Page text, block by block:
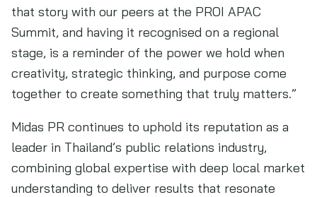
that story with our peers at the PROI APAC
Summit, and having it recognised on a regional
stage, is a reminder of the power we hold when
creativity, strategic thinking, and purpose come
together to create something that truly matters.”
Midas PR continues to uphold its reputation as a
leader in Thailand’s public relations industry,
combining global expertise with deep local market
understanding to deliver results that resonate